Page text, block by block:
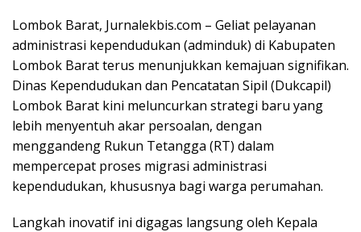
Lombok Barat, Jurnalekbis.com – Geliat pelayanan
administrasi kependudukan (adminduk) di Kabupaten
Lombok Barat terus menunjukkan kemajuan signifikan.
Dinas Kependudukan dan Pencatatan Sipil (Dukcapil)
Lombok Barat kini meluncurkan strategi baru yang
lebih menyentuh akar persoalan, dengan
menggandeng Rukun Tetangga (RT) dalam
mempercepat proses migrasi administrasi
kependudukan, khususnya bagi warga perumahan.
Langkah inovatif ini digagas langsung oleh Kepala